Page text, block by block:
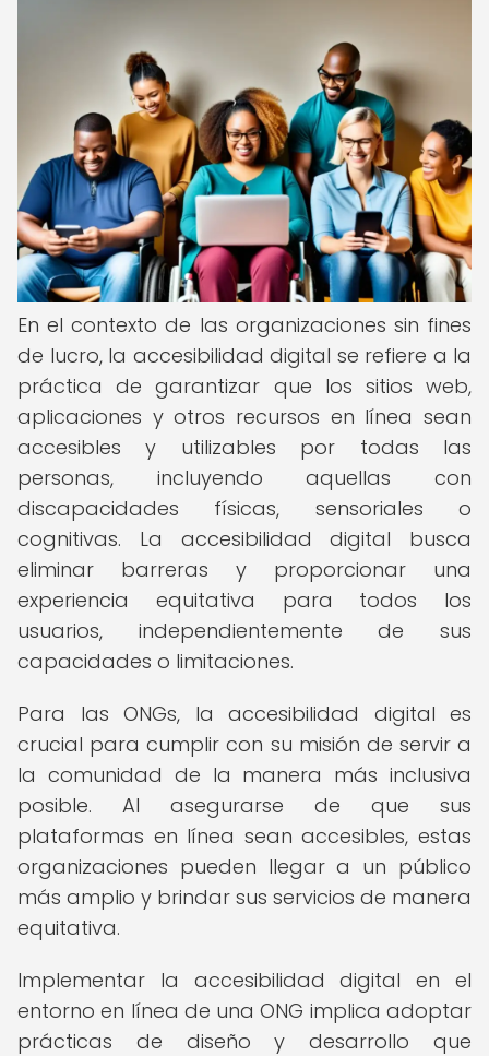
En el contexto de las organizaciones sin fines
de lucro, la accesibilidad digital se refiere a la
práctica de garantizar que los sitios web,
aplicaciones y otros recursos en línea sean
accesibles y utilizables por todas las
personas, incluyendo aquellas con
discapacidades físicas, sensoriales o
cognitivas. La accesibilidad digital busca
eliminar barreras y proporcionar una
experiencia equitativa para todos los
usuarios, independientemente de sus
capacidades o limitaciones.
Para las ONGs, la accesibilidad digital es
crucial para cumplir con su misión de servir a
la comunidad de la manera más inclusiva
posible. Al asegurarse de que sus
plataformas en línea sean accesibles, estas
organizaciones pueden llegar a un público
más amplio y brindar sus servicios de manera
equitativa.
Implementar la accesibilidad digital en el
entorno en línea de una ONG implica adoptar
prácticas de diseño y desarrollo que